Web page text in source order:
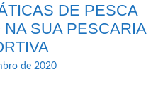
DE PESCA
SUA PESCARIA
de 2020